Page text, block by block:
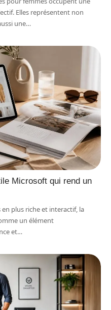
Elles représentent non
une…
Microsoft qui rend un
plus riche et interactif, la
un élément
et…